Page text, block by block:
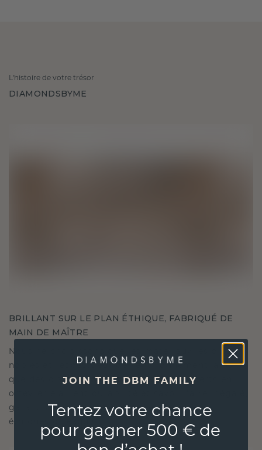
L'histoire de votre trésor
DIAMONDSBYME
BRILLANT SUR LE PLAN ÉTHIQUE, FABRIQUÉ DE
MAIN DE MAÎTRE
Nous ne choisissons que les matériaux les plus
nobles et respectueux de l'environnement, ainsi
que des diamants synthétiques. Nos experts en
orfèvrerie allient durabilité et savoir-faire inégalé,
garantissant ainsi que vos bijoux sont aussi
éthiques qu'exquis.
JOIN THE DBM FAMILY
Tentez votre chance
pour gagner 500 € de